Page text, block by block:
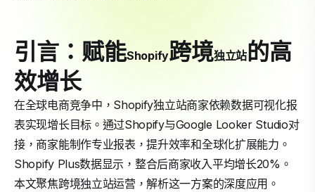
引言：赋能Shopify跨境独立站的高
效增长
在全球电商竞争中，Shopify独立站商家依赖数据可视化报
表实现增长目标。通过Shopify与Google Looker Studio对
接，商家能制作专业报表，提升效率和全球化扩展能力。
Shopify Plus数据显示，整合后商家收入平均增长20%。
本文聚焦跨境独立站运营，解析这一方案的深度应用。